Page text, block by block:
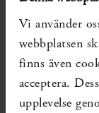
Vi använder
webbplatsen
finns även
acceptera.
upplevelse